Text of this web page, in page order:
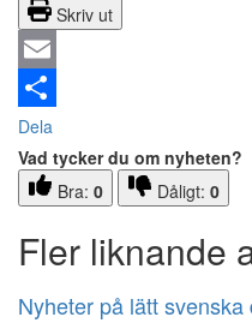
Skriv ut
Email
Dela
Vad tycker du om nyheten?
Bra: 0 Dåligt: 0
Fler liknande
Nyheter på lätt svenska